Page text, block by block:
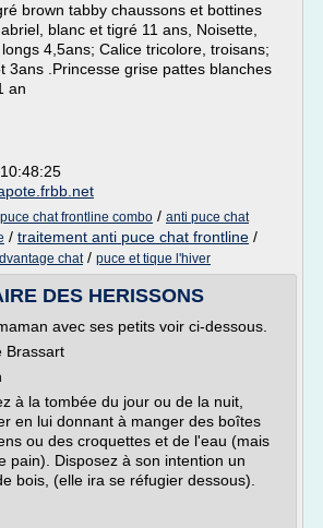
brown tabby chaussons et bottines
blanc et tigré 11 ans, Noisette,
4,5ans; Calice tricolore, troisans;
3ans .Princesse grise pattes blanches
an
chat frontline combo / anti puce chat
/ traitement anti puce chat frontline /
chat/ puce et tique l'hiver
DES HERISSONS
avec ses petits voir ci-dessous.
Brassart
à la tombée du jour ou de la nuit,
en lui donnant à manger des boîtes
ou des croquettes et de l'eau (mais
pain). Disposez à son intention un
bois, (elle ira se réfugier dessous).